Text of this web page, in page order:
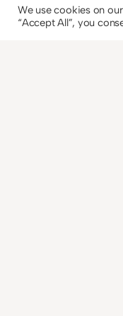
schriftlichen
nicht
We use cookies on
“Accept All”, you